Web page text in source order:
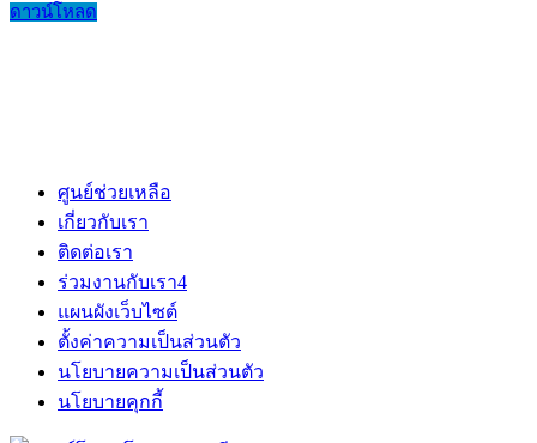
ดาวน์โหลด
ศูนย์ช่วยเหลือ
เกี่ยวกับเรา
ติดต่อเรา
ร่วมงานกับเรา4
แผนผังเว็บไซต์
ตั้งค่าความเป็นส่วนตัว
นโยบายความเป็นส่วนตัว
นโยบายคุกกี้